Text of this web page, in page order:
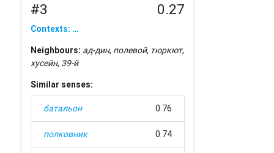
#3 0.27
Contexts: …
Neighbours: ад-дин, полевой, тюркют,
хусейн, 39-й
Similar senses:
батальон 0.76
полковник 0.74